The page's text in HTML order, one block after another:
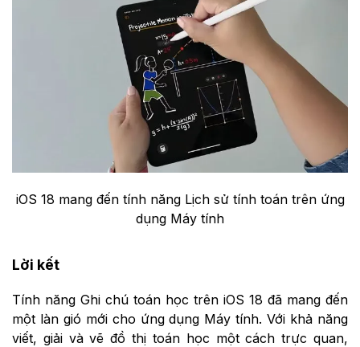
iOS 18 mang đến tính năng Lịch sử tính toán trên ứng
dụng Máy tính
Lời kết
Tính năng Ghi chú toán học trên iOS 18 đã mang đến
một làn gió mới cho ứng dụng Máy tính. Với khả năng
viết, giải và vẽ đồ thị toán học một cách trực quan,